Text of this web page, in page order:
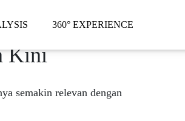
360° EXPERIENCE
Kini
semakin relevan dengan